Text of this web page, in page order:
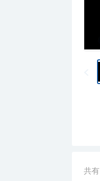
共有